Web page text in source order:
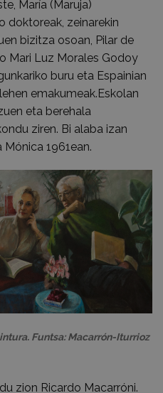
María (Maruja)
doktoreak, zeinarekin
bizitza osoan, Pilar de
Mari Luz Morales Godoy
buru eta Espainian
emakumeak.Eskolan
eta berehala
ziren. Bi alaba izan
1961ean.
Funtsa: Macarrón-Iturrioz
zion Ricardo Macarróni.